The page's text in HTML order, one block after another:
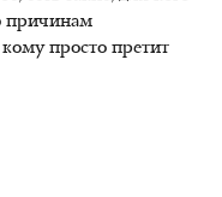
причинам
просто претит